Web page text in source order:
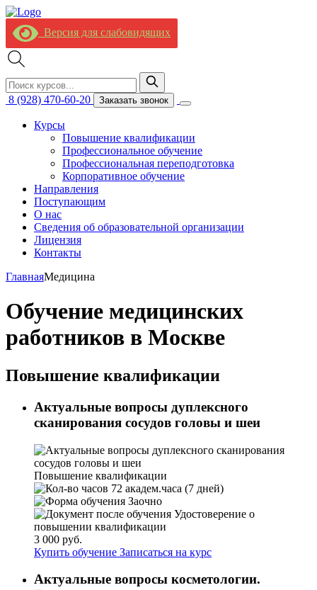
Версия для слабовидящих
8 (928) 470-60-20 Заказать звонок
Курсы
Повышение квалификации
Профессиональное обучение
Профессиональная переподготовка
Корпоративное обучение
Направления
Поступающим
О нас
Сведения об образовательной организации
Лицензия
Контакты
ГлавнаяМедицина
Обучение медицинских
работников в Москве
Повышение квалификации
Актуальные вопросы дуплексного
сканирования сосудов головы и шеи
Повышение квалификации
72 академ.часа (7 дней)
Заочно
Удостоверение о
повышении квалификации
3 000 руб.
Купить обучение Записаться на курс
Актуальные вопросы косметологии.